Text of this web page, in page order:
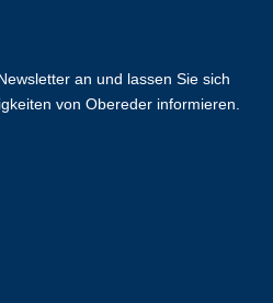
an und lassen Sie sich
von Obereder informieren.